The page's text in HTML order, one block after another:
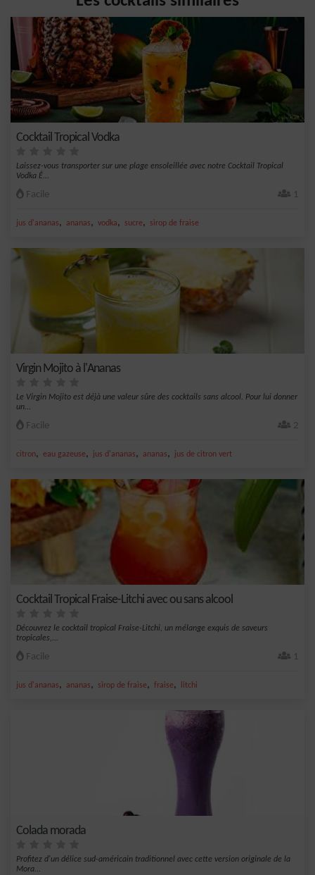
Cocktail Tropical Vodka
Laissez-vous transporter sur une plage ensoleillée avec notre Cocktail Tropical
Vodka É...
Facile 1
jus d'ananas, ananas, vodka, sucre, sirop de fraise
Virgin Mojito à l'Ananas
Le Virgin Mojito est déjà une valeur sûre des cocktails sans alcool. Pour lui donner
un...
Facile 2
citron, eau gazeuse, jus d'ananas, ananas, jus de citron vert
Cocktail Tropical Fraise-Litchi avec ou sans alcool
Découvrez le cocktail tropical Fraise-Litchi, un mélange exquis de saveurs
tropicales,...
Facile 1
jus d'ananas, ananas, sirop de fraise, fraise, litchi
Colada morada
Profitez d'un délice sud-américain traditionnel avec cette version originale de la
Mora...